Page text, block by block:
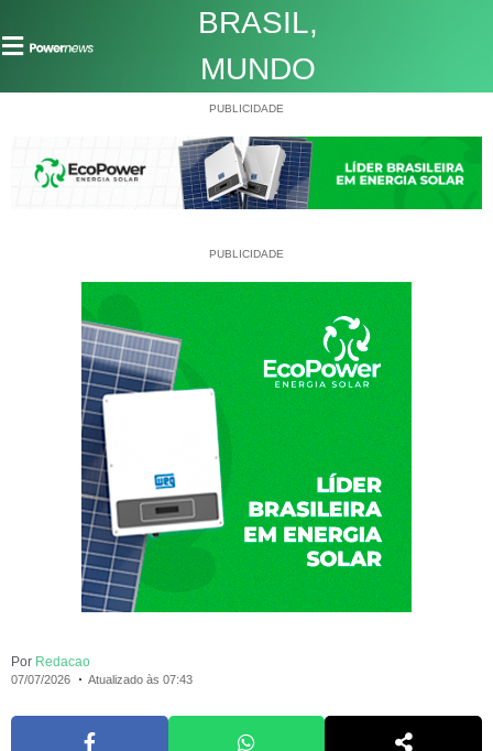
BRASIL,
MUNDO
PUBLICIDADE
PUBLICIDADE
Por Redacao
07/07/2026 Atualizado às 07:43